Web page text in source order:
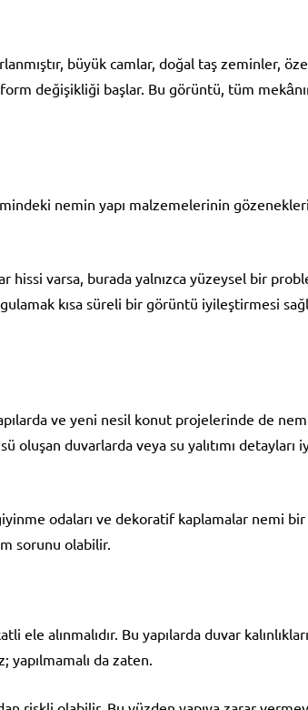
büyük camlar, doğal taş zeminler,
değişikliği başlar. Bu görüntü, tüm
nemin yapı malzemelerinin
hissi varsa, burada yalnızca yüzeysel bir
kısa süreli bir görüntü iyileştirmesi
ve yeni nesil konut projelerinde de
oluşan duvarlarda veya su yalıtımı detayları
odaları ve dekoratif kaplamalar nemi bir
sorunu olabilir.
alınmalıdır. Bu yapılarda duvar
yapılmamalı da zaten.